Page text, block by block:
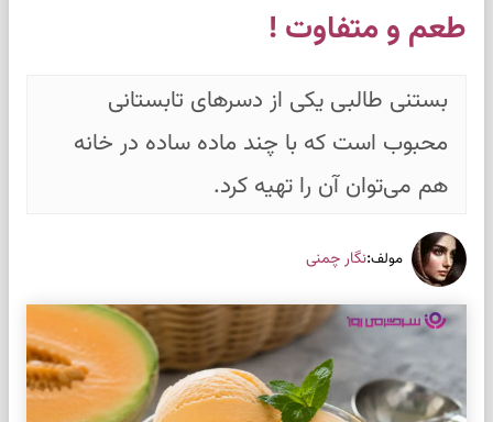
طعم و متفاوت !
بستنی طالبی یکی از دسرهای تابستانی
محبوب است که با چند ماده ساده در خانه
هم می‌توان آن را تهیه کرد.
مولف:نگار چمنی